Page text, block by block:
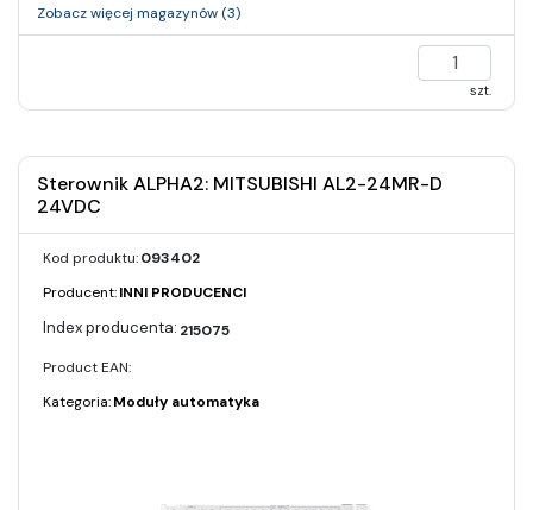
Zobacz więcej magazynów (3)
szt.
Sterownik ALPHA2: MITSUBISHI AL2-24MR-D
24VDC
Kod produktu:093402
Producent:INNI PRODUCENCI
215075
Product EAN:
Kategoria:Moduły automatyka